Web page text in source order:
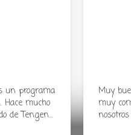
un programa
Hace mucho
de Tengen…
Muy
muy